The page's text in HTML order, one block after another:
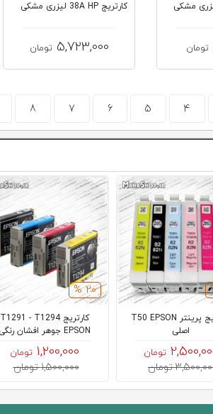
تومان
کارتریج 38A HP لیزری مشکی
5,723,000 تومان
4
5
6
7
8
کارتریج پرینتر T50 EPSON
اصلی
تومان
تومان
20 %
کارتریج T1291 - T1294
EPSON جوهر افشان رنگی
1,200,000 تومان
1,500,000 تومان